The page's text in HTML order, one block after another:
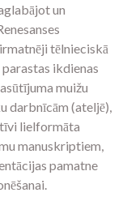
un
tēlnieciskā
ikdienas
muižu
darbnīcām (ateljē),
lielformāta
manuskriptiem,
pamatne